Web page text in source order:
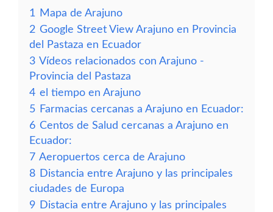
1
Mapa de Arajuno
2 Google Street View Arajuno en Provincia
del Pastaza en Ecuador
3 Vídeos relacionados con Arajuno -
Provincia del Pastaza
4 el tiempo en Arajuno
5 Farmacias cercanas a Arajuno en Ecuador:
6 Centos de Salud cercanas a Arajuno en
Ecuador:
7 Aeropuertos cerca de Arajuno
8 Distancia entre Arajuno y las principales
ciudades de Europa
9 Distacia entre Arajuno y las principales